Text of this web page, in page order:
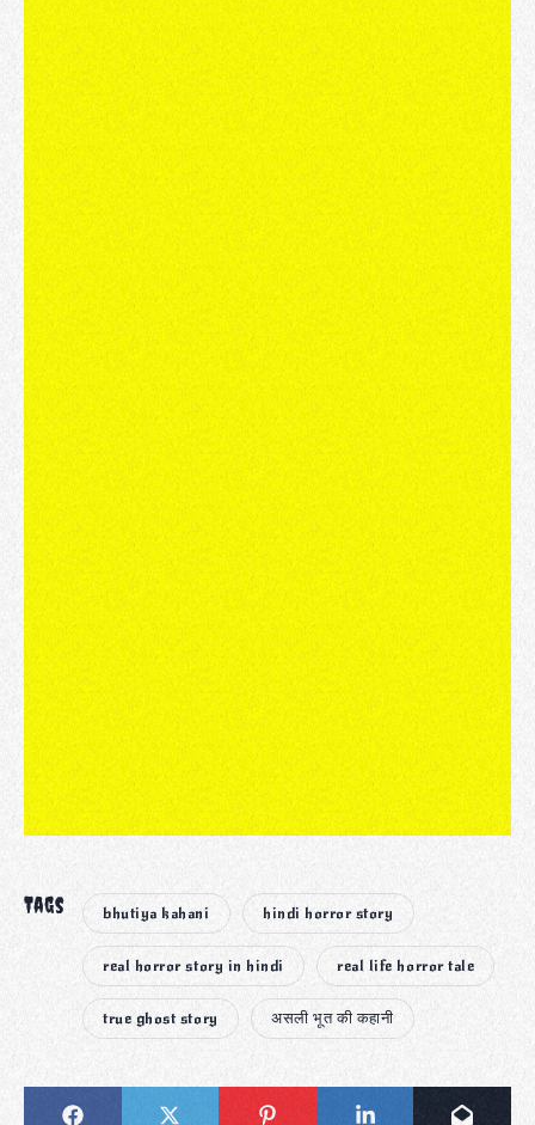
Tags bhutiya kahani hindi horror story
real horror story in hindi real life horror tale
true ghost story असली भूत की कहानी